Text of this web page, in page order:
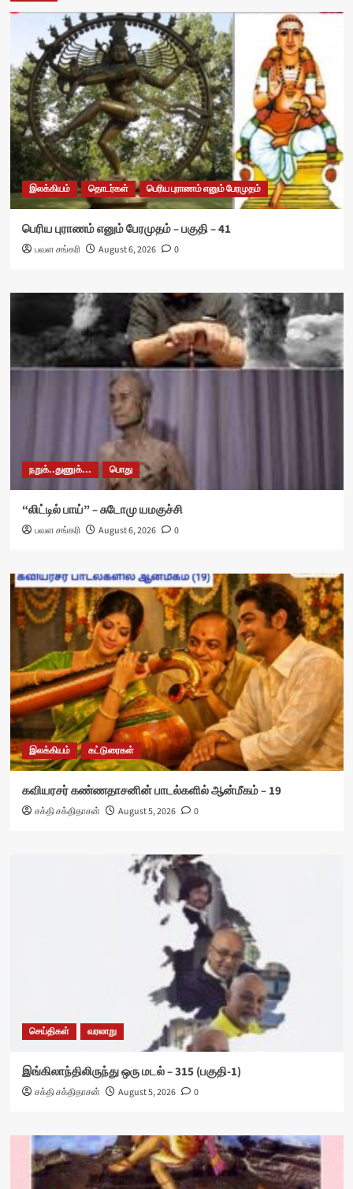
இலக்கியம் தொடர்கள் பெரிய புராணம் எனும் பேரமுதம்
பெரிய புராணம் எனும் பேரமுதம் – பகுதி – 41
பவள சங்கரி August 6, 2026 0
நறுக்..துணுக்... பொது
“லிட்டில் பாய்” – சுடோமு யமகுச்சி
பவள சங்கரி August 6, 2026 0
இலக்கியம் கட்டுரைகள்
கவியரசர் கண்ணதாசனின் பாடல்களில் ஆன்மீகம் – 19
சக்தி சக்திதாசன் August 5, 2026 0
செய்திகள் வரலாறு
இங்கிலாந்திலிருந்து ஒரு மடல் – 315 (பகுதி-1)
சக்தி சக்திதாசன் August 5, 2026 0